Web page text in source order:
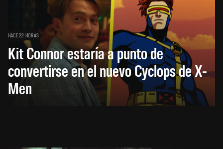
HACE 22 HORAS
Kit Connor estaría a punto de
convertirse en el nuevo Cyclops de X-
Men